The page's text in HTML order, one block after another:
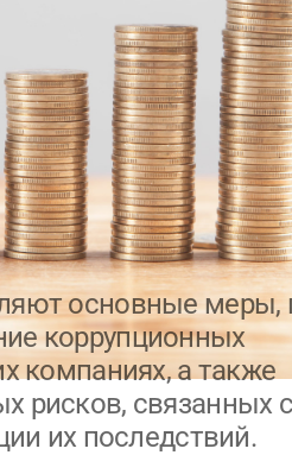
основные меры,
коррупционных
компаниях, а также
рисков, связанных с
их последствий.